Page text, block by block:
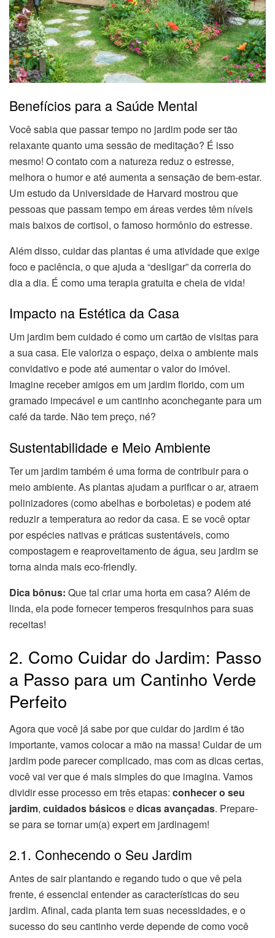
Benefícios para a Saúde Mental
Você sabia que passar tempo no jardim pode ser tão
relaxante quanto uma sessão de meditação? É isso
mesmo! O contato com a natureza reduz o estresse,
melhora o humor e até aumenta a sensação de bem-estar.
Um estudo da Universidade de Harvard mostrou que
pessoas que passam tempo em áreas verdes têm níveis
mais baixos de cortisol, o famoso hormônio do estresse.
Além disso, cuidar das plantas é uma atividade que exige
foco e paciência, o que ajuda a “desligar” da correria do
dia a dia. É como uma terapia gratuita e cheia de vida!
Impacto na Estética da Casa
Um jardim bem cuidado é como um cartão de visitas para
a sua casa. Ele valoriza o espaço, deixa o ambiente mais
convidativo e pode até aumentar o valor do imóvel.
Imagine receber amigos em um jardim florido, com um
gramado impecável e um cantinho aconchegante para um
café da tarde. Não tem preço, né?
Sustentabilidade e Meio Ambiente
Ter um jardim também é uma forma de contribuir para o
meio ambiente. As plantas ajudam a purificar o ar, atraem
polinizadores (como abelhas e borboletas) e podem até
reduzir a temperatura ao redor da casa. E se você optar
por espécies nativas e práticas sustentáveis, como
compostagem e reaproveitamento de água, seu jardim se
torna ainda mais eco-friendly.
Dica bônus: Que tal criar uma horta em casa? Além de
linda, ela pode fornecer temperos fresquinhos para suas
receitas!
2. Como Cuidar do Jardim: Passo
a Passo para um Cantinho Verde
Perfeito
Agora que você já sabe por que cuidar do jardim é tão
importante, vamos colocar a mão na massa! Cuidar de um
jardim pode parecer complicado, mas com as dicas certas,
você vai ver que é mais simples do que imagina. Vamos
dividir esse processo em três etapas: conhecer o seu
jardim, cuidados básicosedicas avançadas. Prepare-
se para se tornar um(a) expert em jardinagem!
2.1. Conhecendo o Seu Jardim
Antes de sair plantando e regando tudo o que vê pela
frente, é essencial entender as características do seu
jardim. Afinal, cada planta tem suas necessidades, e o
sucesso do seu cantinho verde depende de como você